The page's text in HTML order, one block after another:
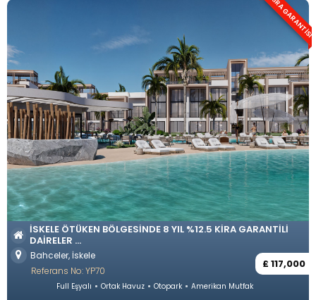
KIRA GARANTISI
İSKELE ÖTÜKEN BÖLGESINDE 8 YIL %12.5 KIRA GARANTILI
DAIRELER ...
Bahceler, İskele
£ 117,000
Referans No: YP70
Full Eşyalı Ortak Havuz Otopark Amerikan Mutfak